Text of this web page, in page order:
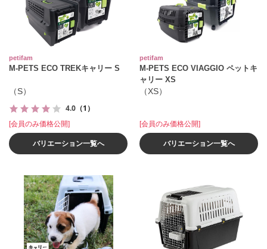
petifam
M-PETS ECO TREKキャリー S
（S）
4.0 （1）
[会員のみ価格公開]
バリエーション一覧へ
petifam
M-PETS ECO VIAGGIO ペットキ
ャリー XS
（XS）
[会員のみ価格公開]
バリエーション一覧へ